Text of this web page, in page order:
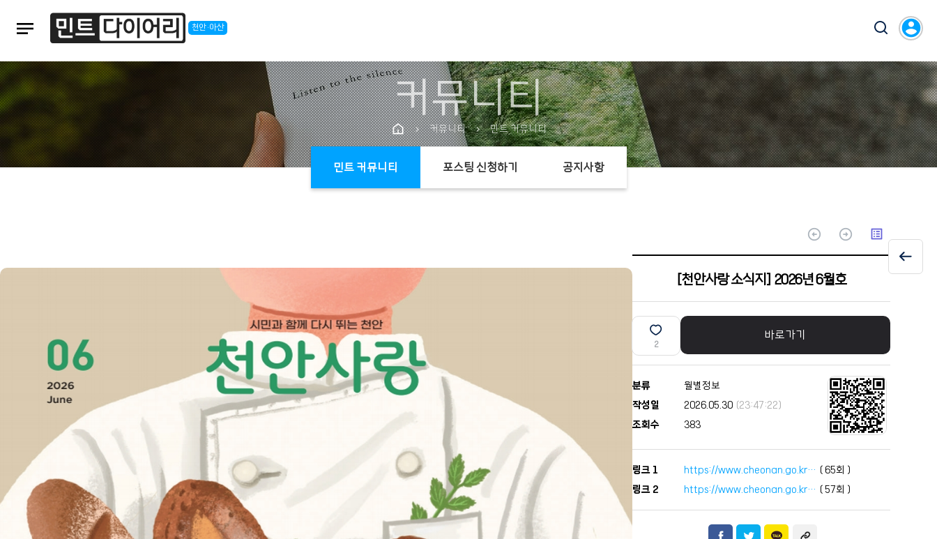
notes 천안·아산 account_circle
커뮤니티
chevron_right 커뮤니티 chevron_right 민트 커뮤니티
민트 커뮤니티 포스팅 신청하기 공지사항
arrow_circle_up arrow_circle_up list_alt
[천안사랑 소식지] 2026년 6월호
2
바로가기
분류
월별정보
작성일
2026.05.30 (23:47:22)
조회수
383
링크 1 https://www.cheonan.go.kr… (65회 )
링크 2
https://www.cheonan.go.kr… (57회 )